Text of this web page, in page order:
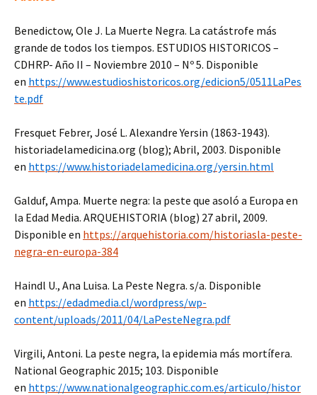
Benedictow, Ole J. La Muerte Negra. La catástrofe más
grande de todos los tiempos. ESTUDIOS HISTORICOS –
CDHRP- Año II – Noviembre 2010 – Nº 5. Disponible
en https://www.estudioshistoricos.org/edicion5/0511LaPes
te.pdf
Fresquet Febrer, José L. Alexandre Yersin (1863-1943).
historiadelamedicina.org (blog); Abril, 2003. Disponible
en https://www.historiadelamedicina.org/yersin.html
Galduf, Ampa. Muerte negra: la peste que asoló a Europa en
la Edad Media. ARQUEHISTORIA (blog) 27 abril, 2009.
Disponible en https://arquehistoria.com/historiasla-peste-
negra-en-europa-384
Haindl U., Ana Luisa. La Peste Negra. s/a. Disponible
en https://edadmedia.cl/wordpress/wp-
content/uploads/2011/04/LaPesteNegra.pdf
Virgili, Antoni. La peste negra, la epidemia más mortífera.
National Geographic 2015; 103. Disponible
en https://www.nationalgeographic.com.es/articulo/histor